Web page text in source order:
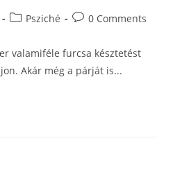
Psziché 0 Comments
valamiféle furcsa késztetést
Akár még a párját is...